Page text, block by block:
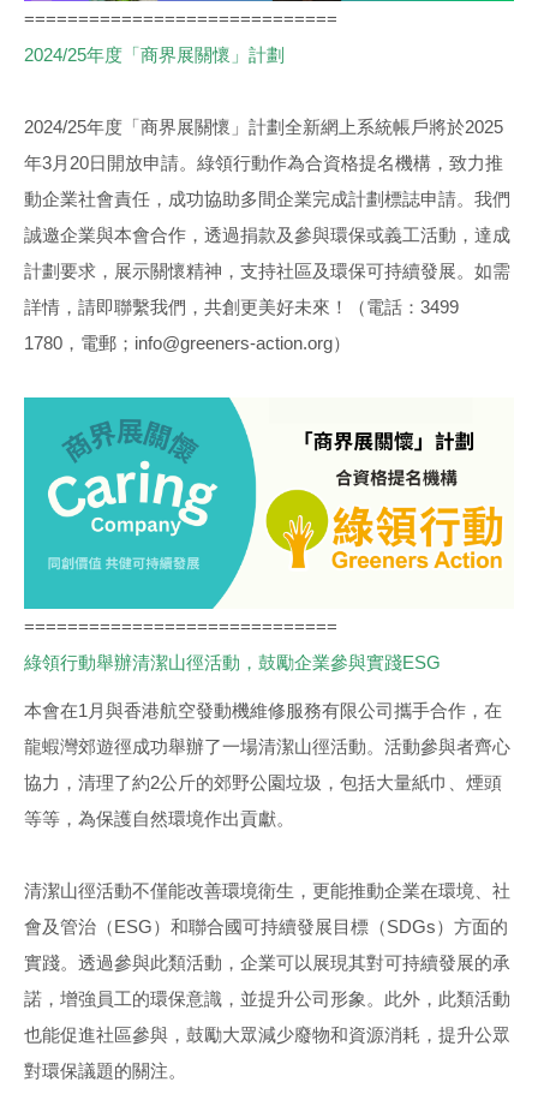
=============================
2024/25年度「商界展關懷」計劃
2024/25年度「商界展關懷」計劃全新網上系統帳戶將於2025
年3月20日開放申請。綠領行動作為合資格提名機構，致力推
動企業社會責任，成功協助多間企業完成計劃標誌申請。我們
誠邀企業與本會合作，透過捐款及參與環保或義工活動，達成
計劃要求，展示關懷精神，支持社區及環保可持續發展。如需
詳情，請即聯繫我們，共創更美好未來！（電話：3499
1780，電郵；info@greeners-action.org）
=============================
綠領行動舉辦清潔山徑活動，鼓勵企業參與實踐ESG
本會在1月與香港航空發動機維修服務有限公司攜手合作，在
龍蝦灣郊遊徑成功舉辦了一場清潔山徑活動。活動參與者齊心
協力，清理了約2公斤的郊野公園垃圾，包括大量紙巾、煙頭
等等，為保護自然環境作出貢獻。
清潔山徑活動不僅能改善環境衛生，更能推動企業在環境、社
會及管治（ESG）和聯合國可持續發展目標（SDGs）方面的
實踐。透過參與此類活動，企業可以展現其對可持續發展的承
諾，增強員工的環保意識，並提升公司形象。此外，此類活動
也能促進社區參與，鼓勵大眾減少廢物和資源消耗，提升公眾
對環保議題的關注。